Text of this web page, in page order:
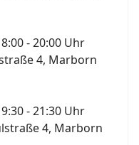
- 20:00 Uhr
4, Marborn
- 21:30 Uhr
4, Marborn